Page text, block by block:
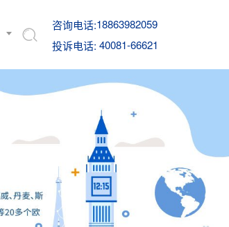
咨询电话:18863982059
投诉电话: 40081-66621